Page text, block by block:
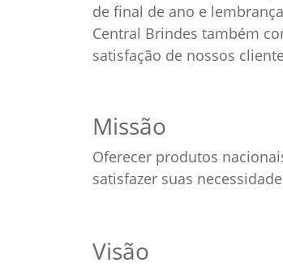
de final de ano e
Central Brindes também
satisfação de nossos
Missão
Oferecer produtos
satisfazer suas
Visão